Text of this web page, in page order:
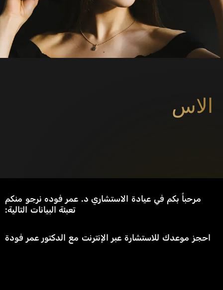
الاستشار
مرحباً بكم في عيادة الاستشاري د. عمر فوده نرجو منكم
تعبئة البيانات التالية:
احجز موعدك للاستشارة عبر الإنترنت مع الدكتور عمر فودة